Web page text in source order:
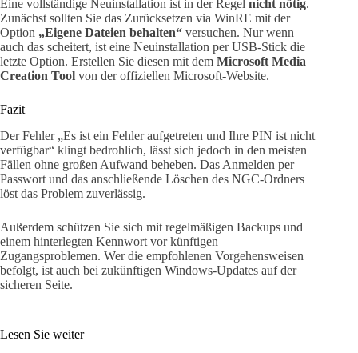
Eine vollständige Neuinstallation ist in der Regel nicht nötig.
Zunächst sollten Sie das Zurücksetzen via WinRE mit der
Option „Eigene Dateien behalten“ versuchen. Nur wenn
auch das scheitert, ist eine Neuinstallation per USB-Stick die
letzte Option. Erstellen Sie diesen mit dem Microsoft Media
Creation Tool von der offiziellen Microsoft-Website.
Fazit
Der Fehler „Es ist ein Fehler aufgetreten und Ihre PIN ist nicht
verfügbar“ klingt bedrohlich, lässt sich jedoch in den meisten
Fällen ohne großen Aufwand beheben. Das Anmelden per
Passwort und das anschließende Löschen des NGC-Ordners
löst das Problem zuverlässig.
Außerdem schützen Sie sich mit regelmäßigen Backups und
einem hinterlegten Kennwort vor künftigen
Zugangsproblemen. Wer die empfohlenen Vorgehensweisen
befolgt, ist auch bei zukünftigen Windows-Updates auf der
sicheren Seite.
Lesen Sie weiter